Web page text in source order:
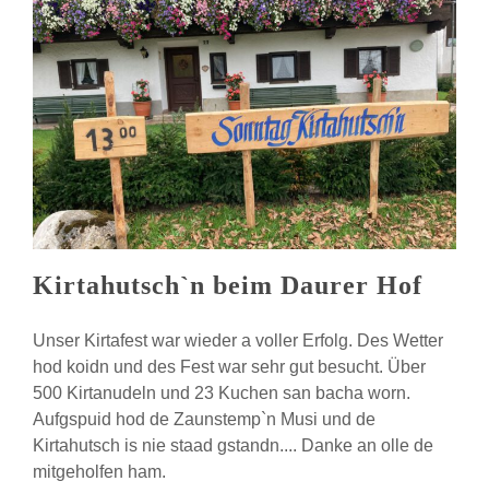
Kirtahutsch`n beim Daurer Hof
Unser Kirtafest war wieder a voller Erfolg. Des Wetter
hod koidn und des Fest war sehr gut besucht. Über
500 Kirtanudeln und 23 Kuchen san bacha worn.
Aufgspuid hod de Zaunstemp`n Musi und de
Kirtahutsch is nie staad gstandn.... Danke an olle de
mitgeholfen ham.